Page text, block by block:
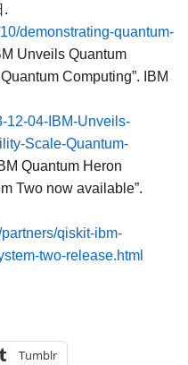
.
demonstrating-quantum-
Unveils Quantum
Computing”. IBM
12-04-IBM-Unveils-
Scale-Quantum-
Quantum Heron
Two now available”.
qiskit-ibm-
two-release.html
Tumblr